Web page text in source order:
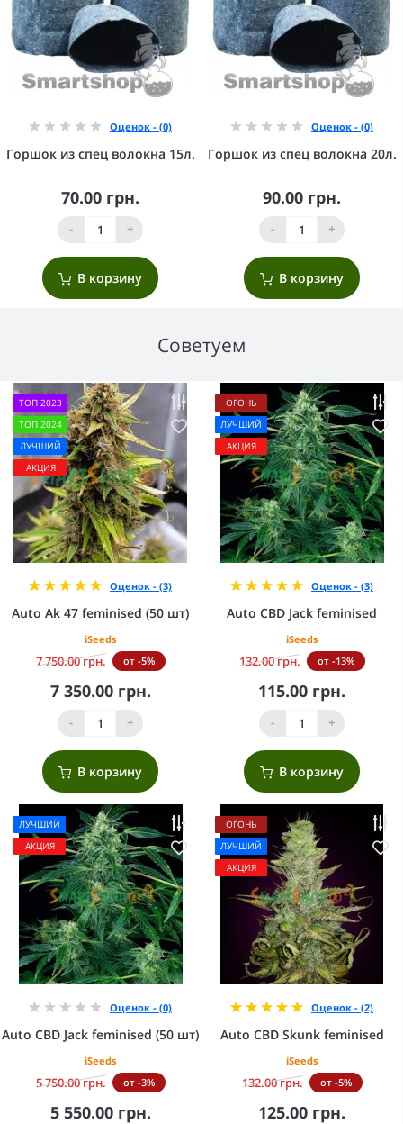
Оценок - (0)
Горшок из спец волокна 15л.
70.00 грн.
- +
В корзину
Оценок - (0)
Горшок из спец волокна 20л.
90.00 грн.
- +
В корзину
Советуем
ТОП 2023
ТОП 2024
ЛУЧШИЙ
АКЦИЯ
Оценок - (3)
Auto Ak 47 feminised (50 шт)
iSeeds
7 750.00 грн. от -5%
7 350.00 грн.
- +
В корзину
ОГОНЬ
ЛУЧШИЙ
АКЦИЯ
Оценок - (3)
Auto CBD Jack feminised
iSeeds
132.00 грн. от -13%
115.00 грн.
- +
В корзину
ЛУЧШИЙ
АКЦИЯ
Оценок - (0)
Auto CBD Jack feminised (50 шт)
iSeeds
5 750.00 грн. от -3%
5 550.00 грн.
ОГОНЬ
ЛУЧШИЙ
АКЦИЯ
Оценок - (2)
Auto CBD Skunk feminised
iSeeds
132.00 грн. от -5%
125.00 грн.